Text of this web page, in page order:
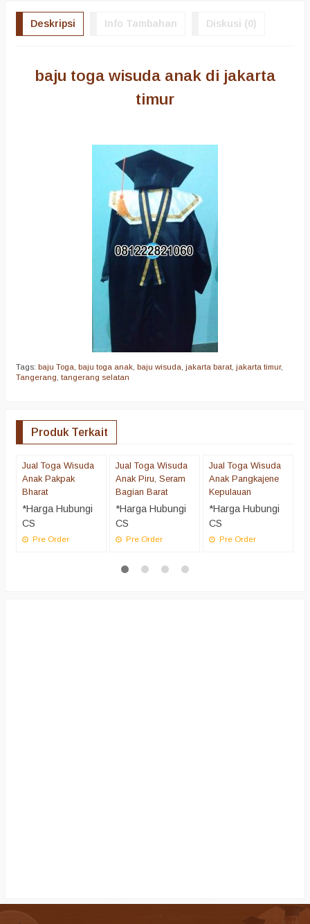
Deskripsi Info Tambahan Diskusi (0)
baju toga wisuda anak di jakarta
timur
Tags: baju Toga baju toga anak baju wisuda jakarta barat jakarta timur,
Tangerang tangerang selatan
Produk Terkait
Jual Toga Wisuda
Anak Pakpak
Bharat
*Harga Hubungi
CS
Pre Order
Jual Toga Wisuda
Anak Piru, Seram
Bagian Barat
*Harga Hubungi
CS
Pre Order
Jual Toga Wisuda
Anak Pangkajene
Kepulauan
*Harga Hubungi
CS
Pre Order